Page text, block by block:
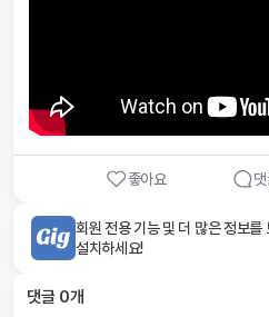
좋아요
회원 전용 기능 및 더 많은 정보를
설치하세요!
댓글 0개